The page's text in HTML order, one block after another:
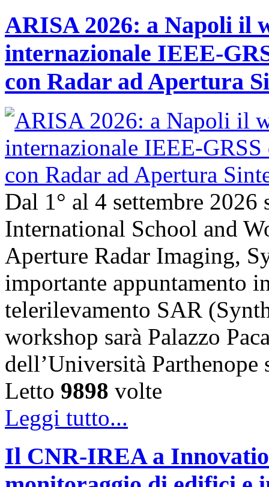
ARISA 2026: a Napoli il
internazionale IEEE-
con Radar ad Apertura
Dal 1° al 4 settembre
International School and
Aperture Radar Imaging,
importante appuntamento
telerilevamento SAR
workshop sarà Palazzo
dell’Università
Letto 9898 volte
Leggi tutto...
Il CNR-IREA a